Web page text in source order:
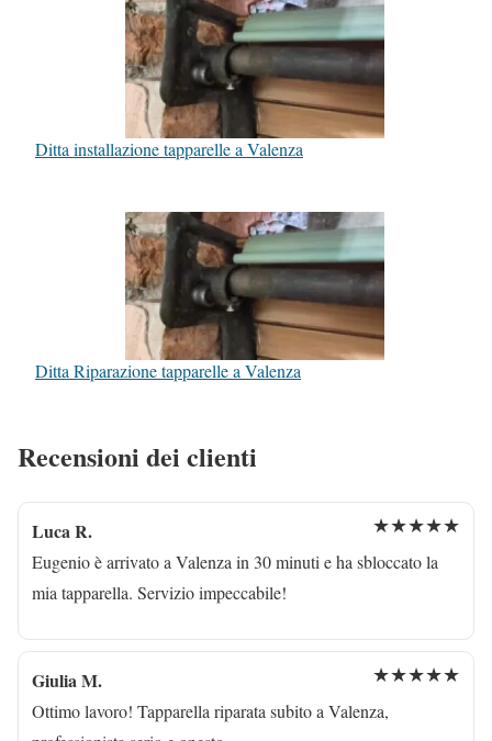
Ditta installazione tapparelle a Valenza
Ditta Riparazione tapparelle a Valenza
Recensioni dei clienti
Luca R. ★★★★★
Eugenio è arrivato a Valenza in 30 minuti e ha sbloccato la
mia tapparella. Servizio impeccabile!
Giulia M. ★★★★★
Ottimo lavoro! Tapparella riparata subito a Valenza,